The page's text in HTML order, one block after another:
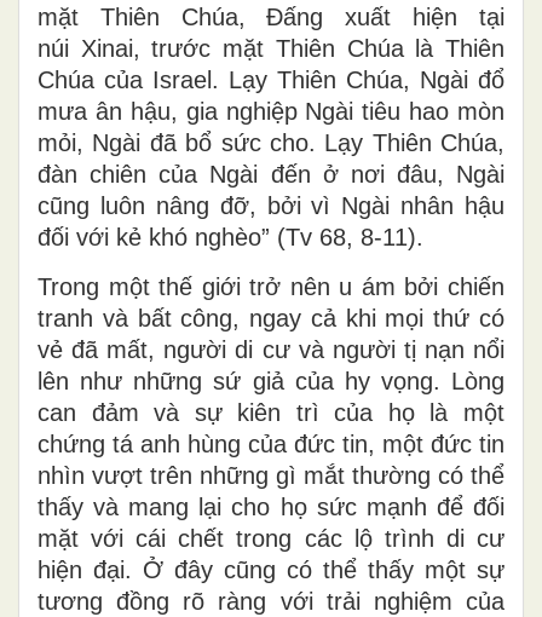
mặt Thiên Chúa, Đấng xuất hiện tại
núi Xinai, trước mặt Thiên Chúa là Thiên
Chúa của Israel. Lạy Thiên Chúa, Ngài đổ
mưa ân hậu, gia nghiệp Ngài tiêu hao mòn
mỏi, Ngài đã bổ sức cho. Lạy Thiên Chúa,
đàn chiên của Ngài đến ở nơi đâu, Ngài
cũng luôn nâng đỡ, bởi vì Ngài nhân hậu
đối với kẻ khó nghèo” (Tv 68, 8-11).
Trong một thế giới trở nên u ám bởi chiến
tranh và bất công, ngay cả khi mọi thứ có
vẻ đã mất, người di cư và người tị nạn nổi
lên như những sứ giả của hy vọng. Lòng
can đảm và sự kiên trì của họ là một
chứng tá anh hùng của đức tin, một đức tin
nhìn vượt trên những gì mắt thường có thể
thấy và mang lại cho họ sức mạnh để đối
mặt với cái chết trong các lộ trình di cư
hiện đại. Ở đây cũng có thể thấy một sự
tương đồng rõ ràng với trải nghiệm của